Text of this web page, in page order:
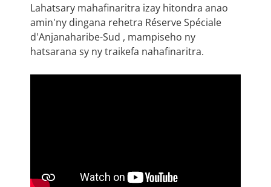
Lahatsary mahafinaritra izay hitondra anao
amin'ny dingana rehetra Réserve Spéciale
d'Anjanaharibe-Sud , mampiseho ny
hatsarana sy ny traikefa nahafinaritra.